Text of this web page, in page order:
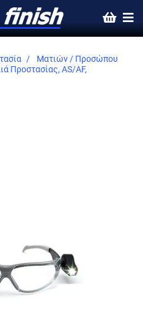
Ματιών / Προσώπου
Προστασίας, AS/AF,